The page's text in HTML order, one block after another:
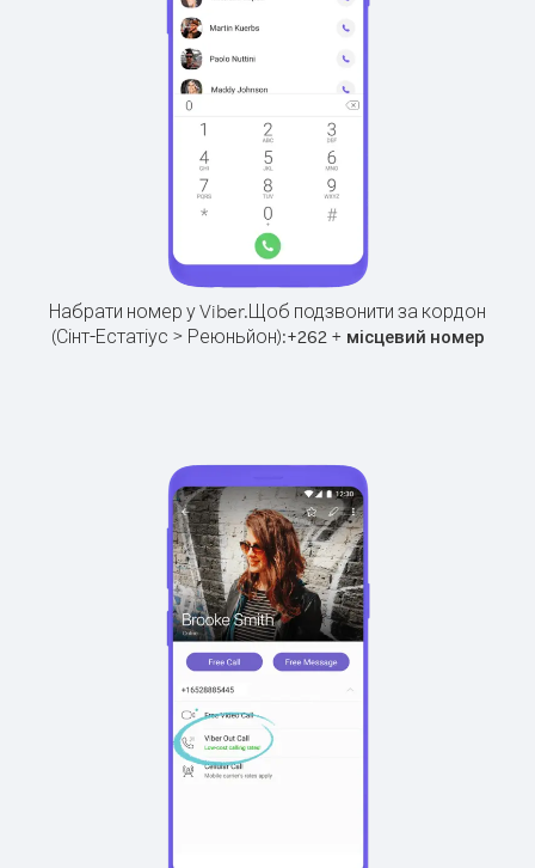
Набрати номер у Viber.Щоб подзвонити за кордон
(Сінт-Естатіус > Реюньйон):+262+ місцевий номер